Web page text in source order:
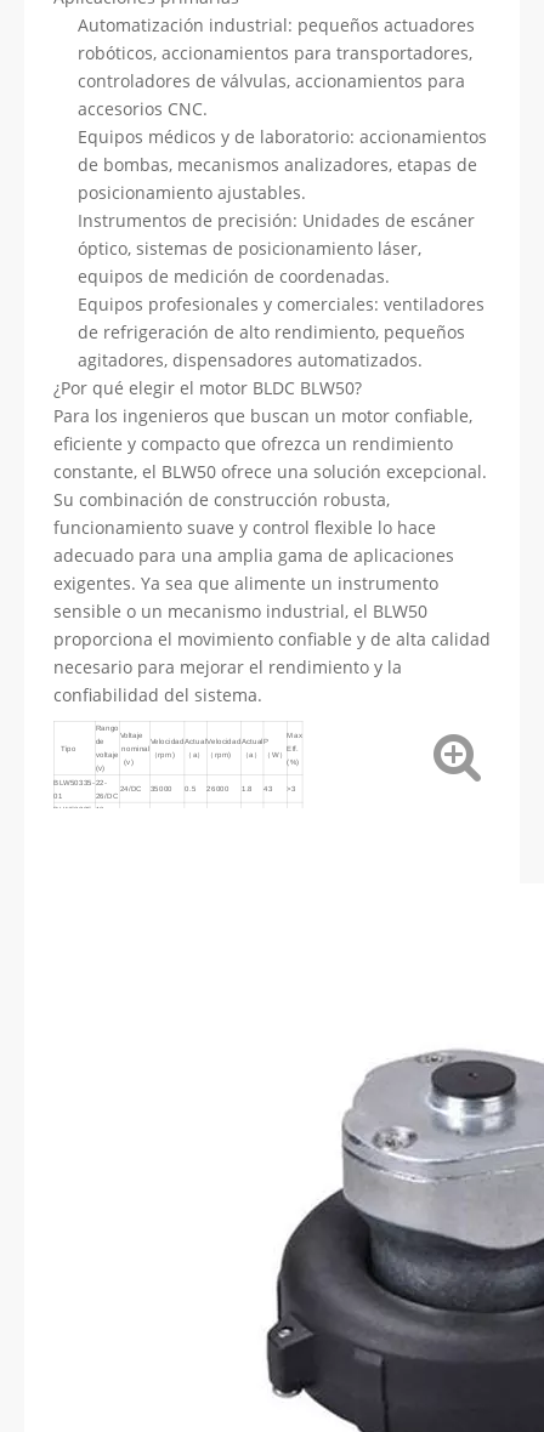
Automatización industrial: pequeños actuadores
robóticos, accionamientos para transportadores,
controladores de válvulas, accionamientos para
accesorios CNC.
Equipos médicos y de laboratorio: accionamientos
de bombas, mecanismos analizadores, etapas de
posicionamiento ajustables.
Instrumentos de precisión: Unidades de escáner
óptico, sistemas de posicionamiento láser,
equipos de medición de coordenadas.
Equipos profesionales y comerciales: ventiladores
de refrigeración de alto rendimiento, pequeños
agitadores, dispensadores automatizados.
¿Por qué elegir el motor BLDC BLW50?
Para los ingenieros que buscan un motor confiable,
eficiente y compacto que ofrezca un rendimiento
constante, el BLW50 ofrece una solución excepcional.
Su combinación de construcción robusta,
funcionamiento suave y control flexible lo hace
adecuado para una amplia gama de aplicaciones
exigentes. Ya sea que alimente un instrumento
sensible o un mecanismo industrial, el BLW50
proporciona el movimiento confiable y de alta calidad
necesario para mejorar el rendimiento y la
confiabilidad del sistema.
Tipo
Rango
de
voltaje
(v)
Voltaje
nominal
(v)
Velocidad
（rpm)
Actual
（a）
Velocidad
（rpm)
Actual
（a）
P
（W）
Max
Eff.
(%)
BLW50335-
01
22-
26/DC
24/DC 35000 0.5 26000 1.8 43 >3
BLW50235- 10-